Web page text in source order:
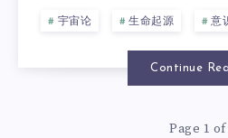
宇宙论 生命起源 意
Continue
Page 1 of